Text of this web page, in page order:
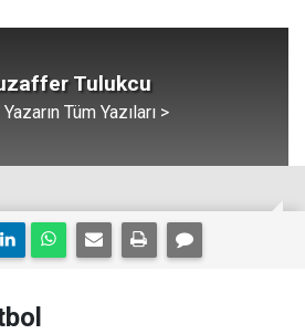
Tulukcu
Yazarın Tüm Yazıları >